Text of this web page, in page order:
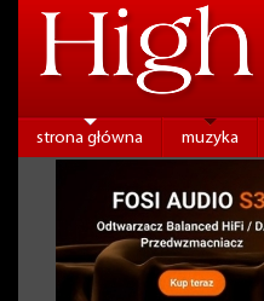
strona główna muzyka